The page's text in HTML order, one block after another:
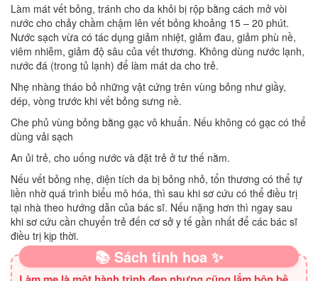
Làm mát vết bỏng, tránh cho da khỏi bị rộp bằng cách mở vòi
nước cho chảy chầm chậm lên vết bỏng khoảng 15 – 20 phút.
Nước sạch vừa có tác dụng giảm nhiệt, giảm đau, giảm phù nề,
viêm nhiễm, giảm độ sâu của vết thương. Không dùng nước lạnh,
nước đá (trong tủ lạnh) để làm mát da cho trẻ.
Nhẹ nhàng tháo bỏ những vật cứng trên vùng bỏng như giầy,
dép, vòng trước khi vết bỏng sưng nề.
Che phủ vùng bỏng bằng gạc vô khuẩn. Nếu không có gạc có thể
dùng vải sạch
An ủi trẻ, cho uống nước và đặt trẻ ở tư thế nằm.
Nếu vết bỏng nhẹ, diện tích da bị bỏng nhỏ, tổn thương có thể tự
liền nhờ quá trình biểu mô hóa, thì sau khi sơ cứu có thể điều trị
tại nhà theo hướng dẫn của bác sĩ. Nếu nặng hơn thì ngay sau
khi sơ cứu cần chuyển trẻ đến cơ sở y tế gần nhất để các bác sĩ
điều trị kịp thời.
📚 Sách tinh hoa ✨